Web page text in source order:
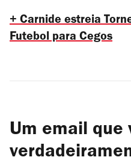
+ Carnide estreia
Futebol para Cegos
Um email que